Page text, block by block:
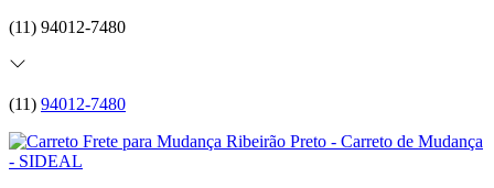
(11) 94012-7480
(11) 94012-7480